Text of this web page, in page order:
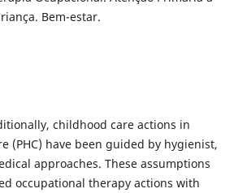
Bem-estar.
childhood care actions in
(PHC) have been guided by hygienist,
approaches. These assumptions
occupational therapy actions with